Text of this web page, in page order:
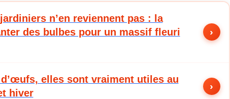
n’en reviennent pas : la
des bulbes pour un massif fleuri
›
elles sont vraiment utiles au
hiver
›